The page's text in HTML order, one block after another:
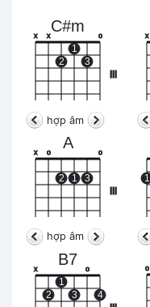
C#m
x x
2
1
3
o
hợp âm
x
A
III
x o
2 1 3
o
hợp âm
1
B7
x
2
1
3
o
4
o